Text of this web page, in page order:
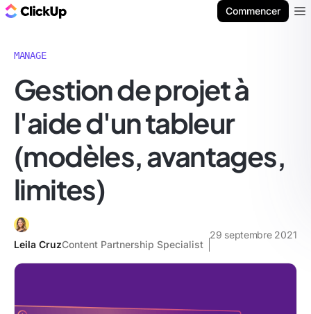
Commencer
MANAGE
Gestion de projet à
l'aide d'un tableur
(modèles, avantages,
limites)
Leila CruzContent Partnership Specialist
29 septembre 2021